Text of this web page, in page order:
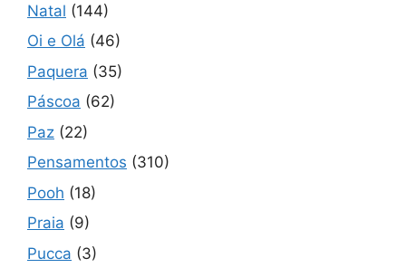
Natal (144)
Oi e Olá (46)
Paquera (35)
Páscoa (62)
Paz (22)
Pensamentos (310)
Pooh (18)
Praia (9)
Pucca (3)